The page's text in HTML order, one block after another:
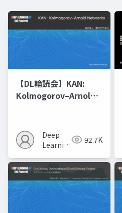
【DL輪読会】KAN:
Kolmogorov–Arnold
Deep
Learning
92.7K